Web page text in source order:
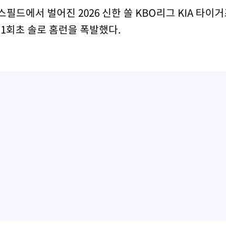
드에서 벌어진 2026 신한 쏠 KBO리그 KIA 타이
회초 솔로 홈런을 폭발했다.
7